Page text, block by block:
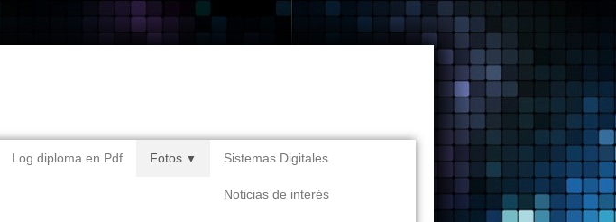
Log diploma en Pdf Fotos ▼ Sistemas Digitales
Noticias de interés